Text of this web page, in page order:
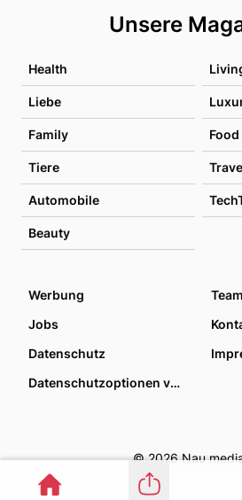
Unsere
Health
Liebe
Family Food
Tiere
Automobile
Beauty
Werbung
Team
Jobs
Datenschutz
Datenschutzoptionen verwalten
© 2026 Nau